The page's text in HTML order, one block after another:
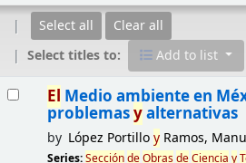
Select all
Clear all
Select titles to:
Add to list
El Medio ambiente en
problemasyalternativas
by López PortilloyRamos, Manu
Series:SeccióndeObrasdeCiencia y